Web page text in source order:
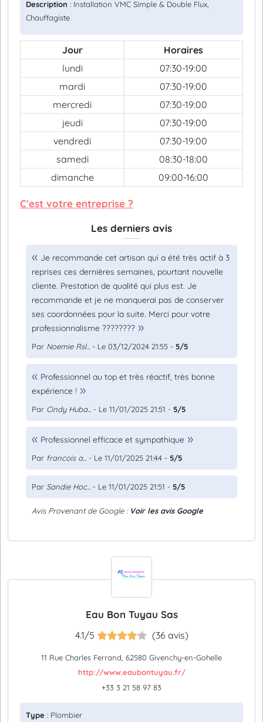
Description : Installation VMC Simple & Double Flux,
Chauffagiste
Jour
Horaires
lundi
07:30-19:00
mardi
07:30-19:00
mercredi
07:30-19:00
jeudi
07:30-19:00
vendredi
07:30-19:00
samedi
08:30-18:00
dimanche
09:00-16:00
C'est votre entreprise ?
Les derniers avis
Je recommande cet artisan qui a été très actif à 3
reprises ces dernières semaines, pourtant nouvelle
cliente. Prestation de qualité qui plus est. Je
recommande et je ne manquerai pas de conserver
ses coordonnées pour la suite. Merci pour votre
professionnalisme ????????
Par Noemie Rsl... - Le 03/12/2024 21:55 - 5/5
Professionnel au top et très réactif, très bonne
expérience !
Par Cindy Huba... - Le 11/01/2025 21:51 - 5/5
Professionnel efficace et sympathique
Par francois a... - Le 11/01/2025 21:44 - 5/5
Par Sandie Hoc... - Le 11/01/2025 21:51 - 5/5
Avis Provenant de Google : Voir les avis Google
Eau Bon Tuyau Sas
4.1/5 (36 avis)
11 Rue Charles Ferrand, 62580 Givenchy-en-Gohelle
http://www.eaubontuyau.fr/
+33 3 21 58 97 83
Type : Plombier